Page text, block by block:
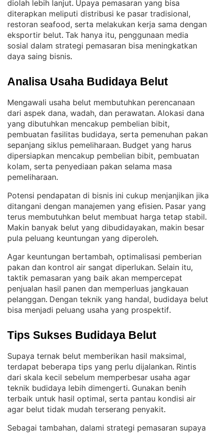
diolah lebih lanjut. Upaya pemasaran yang bisa
diterapkan meliputi distribusi ke pasar tradisional,
restoran seafood, serta melakukan kerja sama dengan
eksportir belut. Tak hanya itu, penggunaan media
sosial dalam strategi pemasaran bisa meningkatkan
daya saing bisnis.
Analisa Usaha Budidaya Belut
Mengawali usaha belut membutuhkan perencanaan
dari aspek dana, wadah, dan perawatan. Alokasi dana
yang dibutuhkan mencakup pembelian bibit,
pembuatan fasilitas budidaya, serta pemenuhan pakan
sepanjang siklus pemeliharaan. Budget yang harus
dipersiapkan mencakup pembelian bibit, pembuatan
kolam, serta penyediaan pakan selama masa
pemeliharaan.
Potensi pendapatan di bisnis ini cukup menjanjikan jika
ditangani dengan manajemen yang efisien. Pasar yang
terus membutuhkan belut membuat harga tetap stabil
Makin banyak belut yang dibudidayakan, makin besar
pula peluang keuntungan yang diperoleh.
Agar keuntungan bertambah, optimalisasi pemberian
pakan dan kontrol air sangat diperlukan. Selain itu,
taktik pemasaran yang baik akan mempercepat
penjualan hasil panen dan memperluas jangkauan
pelanggan. Dengan teknik yang handal, budidaya belut
bisa menjadi peluang usaha yang prospektif.
Tips Sukses Budidaya Belut
Supaya ternak belut memberikan hasil maksimal,
terdapat beberapa tips yang perlu dijalankan. Rintis
dari skala kecil sebelum memperbesar usaha agar
teknik budidaya lebih dimengerti. Gunakan benih
terbaik untuk hasil optimal, serta pantau kondisi air
agar belut tidak mudah terserang penyakit.
Sebagai tambahan, dalami strategi pemasaran supaya